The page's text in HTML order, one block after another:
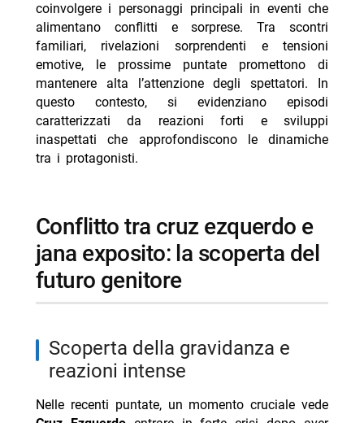
-- Scopri di più da Jump the shark
-- RispondiAnnulla risposta
- Anplagghed stasera su Nove: Aldo Giovanni e
Giacomo in tv
- Little Big Italy a Toronto 9 agosto 2026 Nove orari
- Italia’s Got Talent 9 agosto 2026 TV8 orari puntata
coinvolgere i personaggi principali in eventi che
alimentano conflitti e sorprese. Tra scontri
familiari, rivelazioni sorprendenti e tensioni
emotive, le prossime puntate promettono di
mantenere alta l’attenzione degli spettatori. In
questo contesto, si evidenziano episodi
caratterizzati da reazioni forti e sviluppi
inaspettati che approfondiscono le dinamiche
tra i protagonisti.
conflitto tra cruz ezquerdo e
jana exposito: la scoperta del
futuro genitore
scoperta della gravidanza e
reazioni intense
Nelle recenti puntate, un momento cruciale vede